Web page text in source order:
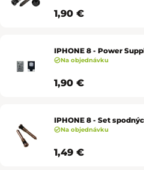
1,90 €
IPHONE 8 - Power
Na objednávku
1,90 €
IPHONE 8 - Set
Na objednávku
1,49 €